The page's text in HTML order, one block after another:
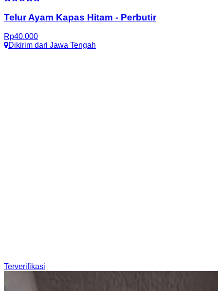
Telur Ayam Kapas Hitam - Perbutir
Rp40.000
Dikirim dari Jawa Tengah
Terverifikasi